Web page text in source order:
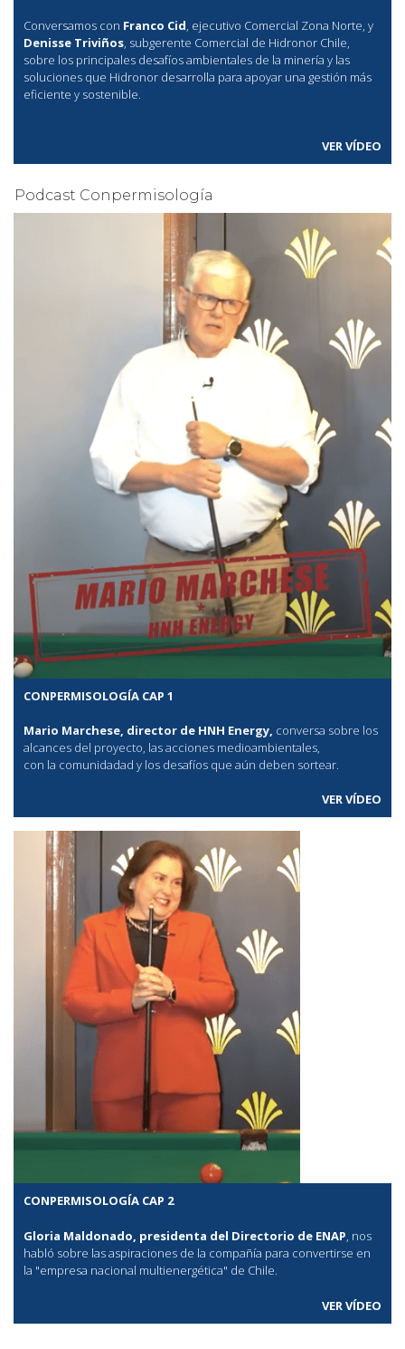
Conversamos con Franco Cid, ejecutivo Comercial Zona Norte, y
Denisse Triviños, subgerente Comercial de Hidronor Chile,
sobre los principales desafíos ambientales de la minería y las
soluciones que Hidronor desarrolla para apoyar una gestión más
eficiente y sostenible.
VER VÍDEO
Podcast Conpermisología
CONPERMISOLOGÍA CAP 1
Mario Marchese, director de HNH Energy, conversa sobre los
alcances del proyecto, las acciones medioambientales,
con la comunidadad y los desafíos que aún deben sortear.
VER VÍDEO
CONPERMISOLOGÍA CAP 2
Gloria Maldonado, presidenta del Directorio de ENAP, nos
habló sobre las aspiraciones de la compañía para convertirse en
la "empresa nacional multienergética" de Chile.
VER VÍDEO